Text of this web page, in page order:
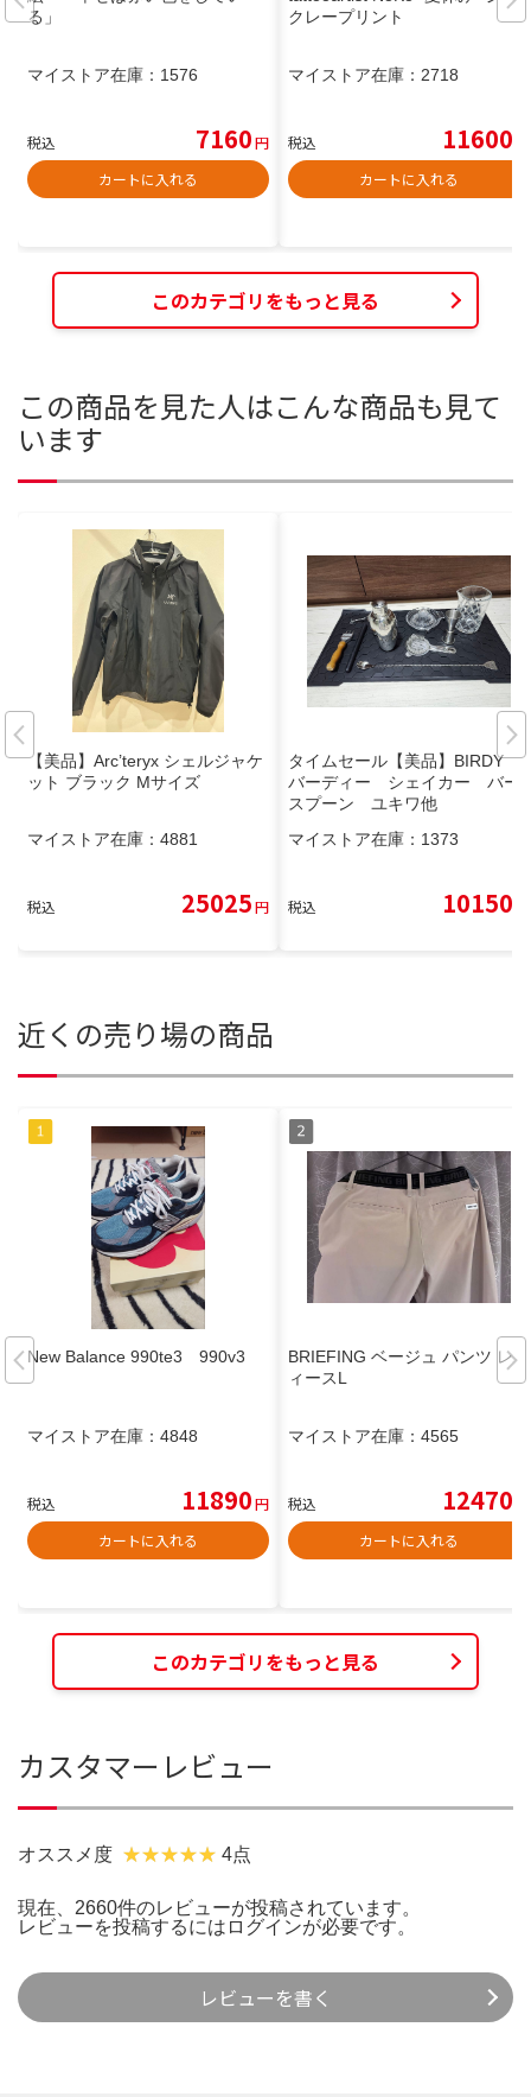
る」
マイストア在庫： 1576
税込 7160円
カートに入れる
クレープリント
マイストア在庫： 2718
税込 11600
カートに入れる
このカテゴリをもっと見る
この商品を見た人はこんな商品も見て
います
【美品】Arc’teryx シェルジャケ
ット ブラック Mサイズ
マイストア在庫： 4881
税込 25025円
タイムセール【美品】BIRDY
バーディー シェイカー バー
スプーン ユキワ他
マイストア在庫： 1373
税込 10150
近くの売り場の商品
New Balance 990te3 990v3
マイストア在庫： 4848
税込 11890円
カートに入れる
BRIEFING ベージュ パンツ レデ
ィースL
マイストア在庫： 4565
税込 12470
カートに入れる
このカテゴリをもっと見る
カスタマーレビュー
オススメ度 4点
現在、2660件のレビューが投稿されています。
レビューを投稿するには ログインが必要です。
レビューを書く